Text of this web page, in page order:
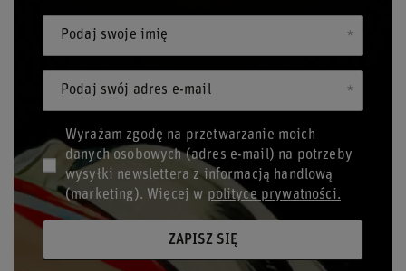
Podaj swoje imię
Podaj swój adres e-mail
Wyrażam zgodę na przetwarzanie moich
danych osobowych (adres e-mail) na potrzeby
wysyłki newslettera z informacją handlową
(marketing). Więcej w polityce prywatności.
ZAPISZ SIĘ